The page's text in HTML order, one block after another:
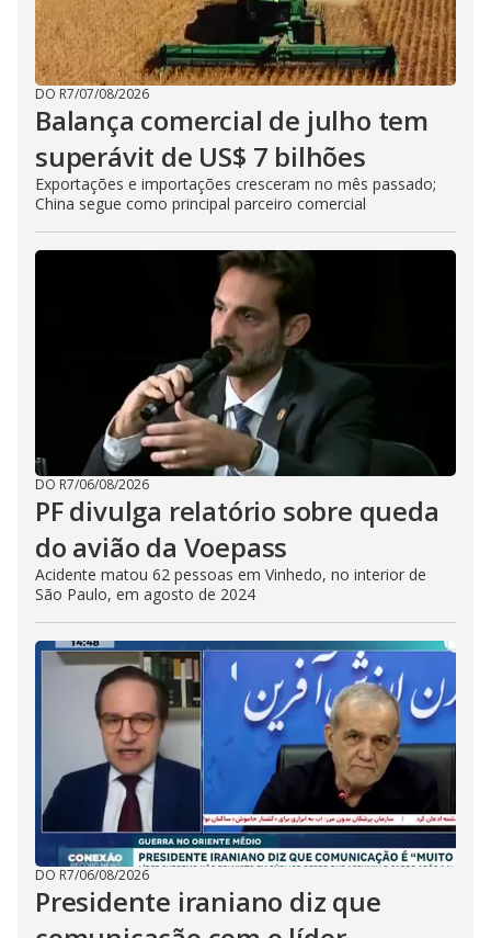
DO R7/07/08/2026
Balança comercial de julho tem
superávit de US$ 7 bilhões
Exportações e importações cresceram no mês passado;
China segue como principal parceiro comercial
DO R7/06/08/2026
PF divulga relatório sobre queda
do avião da Voepass
Acidente matou 62 pessoas em Vinhedo, no interior de
São Paulo, em agosto de 2024
DO R7/06/08/2026
Presidente iraniano diz que